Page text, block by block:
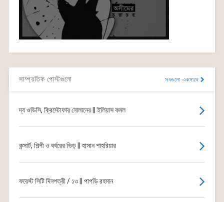
সাম্প্রতিক পোস্টগুলো সবগুলো একসাথে
দ্য ওডিসি, ক্রিস্টোফার নোলানের || ইলিয়াস কমল
কন্সার্ট, শিল্পী ও বর্বরের ভিড় || হাসান শাহরিয়ার
ফরেস্ট সিটি দিনপত্রী / ১৩ || পাপড়ি রহমান